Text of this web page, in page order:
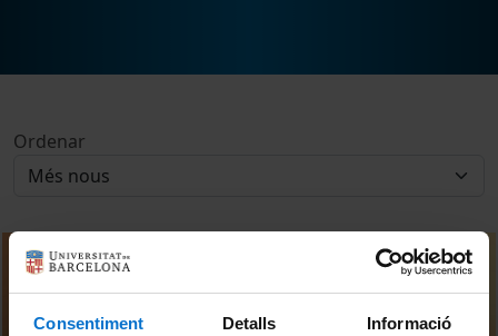
Consentiment Detalls Informació
Ordenar